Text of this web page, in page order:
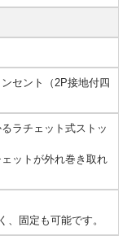
セント（2P接地付四
ラチェット式ストッ
ットが外れ巻き取れ
、固定も可能です。